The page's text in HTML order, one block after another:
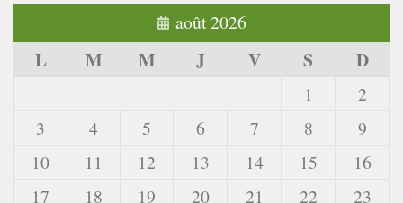
août 2026
L M M J V S D
1
2
3
4 5 6 7 8
9
10
11 12 13 14 15
16
17
18 19 20 21 22
23